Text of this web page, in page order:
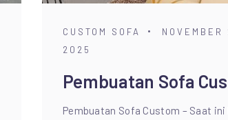
CUSTOM SOFA
NOVEMBER
2025
Pembuatan Sofa
Pembuatan Sofa Custom – Saat ini